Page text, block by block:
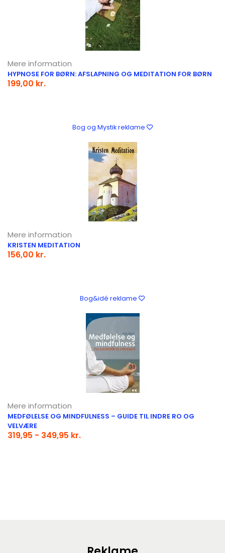
Mere information
HYPNOSE FOR BØRN: AFSLAPNING OG MEDITATION FOR BØRN
199,00 kr.
Bog og Mystik reklame
Mere information
KRISTEN MEDITATION
156,00 kr.
Bog&idé reklame
Mere information
MEDFØLELSE OG MINDFULNESS – GUIDE TIL INDRE RO OG
VELVÆRE
319,95 - 349,95 kr.